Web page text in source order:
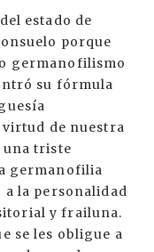
estado de
porque
germanofilismo
su fórmula
de nuestra
una triste
germanofilia
a la personalidad
y frailuna.
se les obligue a